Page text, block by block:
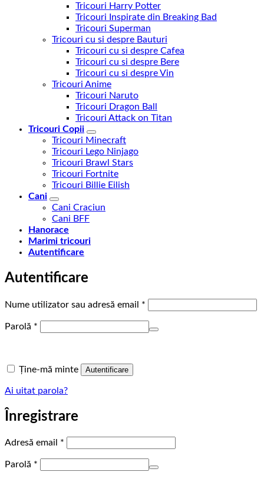
Tricouri Harry Potter
Tricouri Inspirate din Breaking Bad
Tricouri Superman
Tricouri cu si despre Bauturi
Tricouri cu si despre Cafea
Tricouri cu si despre Bere
Tricouri cu si despre Vin
Tricouri Anime
Tricouri Naruto
Tricouri Dragon Ball
Tricouri Attack on Titan
Tricouri Copii
Tricouri Minecraft
Tricouri Lego Ninjago
Tricouri Brawl Stars
Tricouri Fortnite
Tricouri Billie Eilish
Cani
Cani Craciun
Cani BFF
Hanorace
Marimi tricouri
Autentificare
Autentificare
Nume utilizator sau adresă email *
Parolă *
Ține-mă minte Autentificare
Ai uitat parola?
Înregistrare
Adresă email *
Parolă *